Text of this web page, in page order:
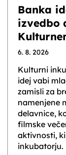
Banka
izvedbo
6. 8. 2026
Kulturni
idej vabi
zamisli za
namenjene
delavnice,
filmske
aktivnosti,
inkubatorju.